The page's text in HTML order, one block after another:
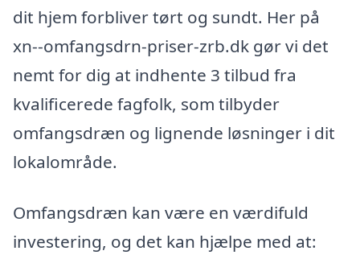
dit hjem forbliver tørt og sundt. Her på
xn--omfangsdrn-priser-zrb.dk gør vi det
nemt for dig at indhente 3 tilbud fra
kvalificerede fagfolk, som tilbyder
omfangsdræn og lignende løsninger i dit
lokalområde.
Omfangsdræn kan være en værdifuld
investering, og det kan hjælpe med at: